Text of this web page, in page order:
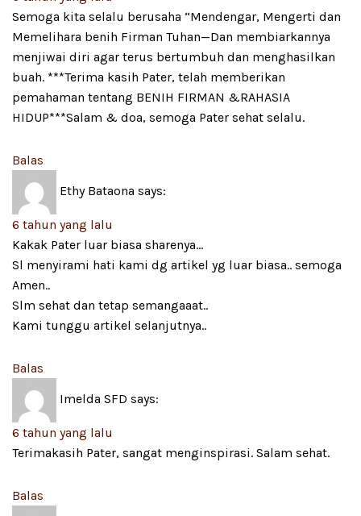
Semoga kita selalu berusaha “Mendengar, Mengerti dan
Memelihara benih Firman Tuhan—Dan membiarkannya
menjiwai diri agar terus bertumbuh dan menghasilkan
buah. ***Terima kasih Pater, telah memberikan
pemahaman tentang BENIH FIRMAN &RAHASIA
HIDUP***Salam & doa, semoga Pater sehat selalu.
Balas
Ethy Bataona says:
6 tahun yang lalu
Kakak Pater luar biasa sharenya…
Sl menyirami hati kami dg artikel yg luar biasa.. semoga
Amen..
Slm sehat dan tetap semangaaat..
Kami tunggu artikel selanjutnya..
Balas
Imelda SFD says:
6 tahun yang lalu
Terimakasih Pater, sangat menginspirasi. Salam sehat.
Balas